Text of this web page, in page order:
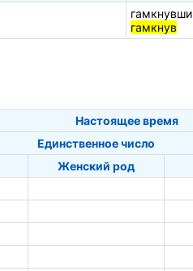
гамкнувши
гамкнув
Настоящее время
Единственное число
Женский род